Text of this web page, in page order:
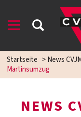
Startseite >News
Martinsumzug
NEWS